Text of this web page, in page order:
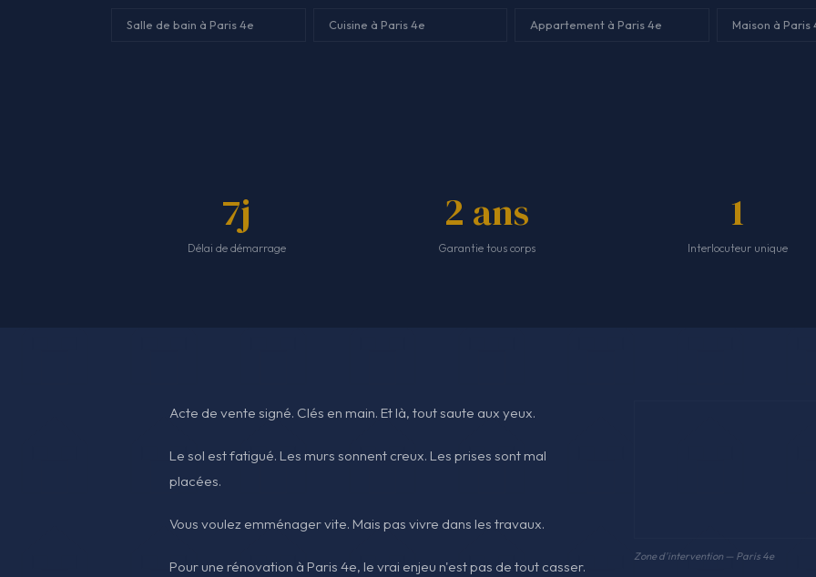
Salle de bain à Paris 4e Cuisine à Paris 4e Appartement à Paris 4e Maison à Paris
7j
Délai de démarrage
2 ans
Garantie tous corps
1
Interlocuteur unique
Acte de vente signé. Clés en main. Et là, tout saute aux yeux.
Le sol est fatigué. Les murs sonnent creux. Les prises sont mal
placées.
Vous voulez emménager vite. Mais pas vivre dans les travaux.
Pour une rénovation à Paris 4e, le vrai enjeu n'est pas de tout casser.
Zone d'intervention — Paris 4e